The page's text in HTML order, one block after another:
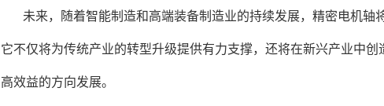
未来，随着智能制造和高端装备制造业的持续发展，精密电机轴
它不仅将为传统产业的转型升级提供有力支撑，还将在新兴产业中
高效益的方向发展。